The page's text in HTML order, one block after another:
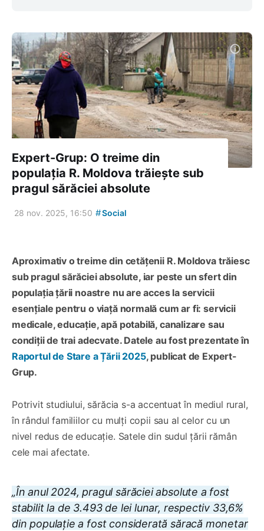
Expert-Grup: O treime din
populația R. Moldova trăiește sub
pragul sărăciei absolute
28 nov. 2025, 16:50 #Social
Aproximativ o treime din cetățenii R. Moldova trăiesc
sub pragul sărăciei absolute, iar peste un sfert din
populația țării noastre nu are acces la servicii
esențiale pentru o viață normală cum ar fi: servicii
medicale, educație, apă potabilă, canalizare sau
condiții de trai adecvate. Datele au fost prezentate în
Raportul de Stare a Țării 2025, publicat de Expert-
Grup.
Potrivit studiului, sărăcia s-a accentuat în mediul rural,
în rândul familiilor cu mulți copii sau al celor cu un
nivel redus de educație. Satele din sudul țării rămân
cele mai afectate.
„În anul 2024, pragul sărăciei absolute a fost
stabilit la de 3.493 de lei lunar, respectiv 33,6%
din populație a fost considerată săracă monetar